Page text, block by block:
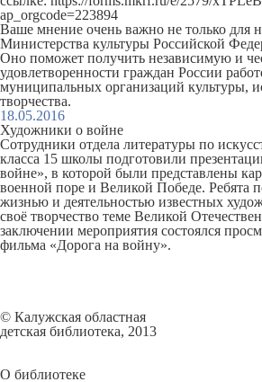
ap_orgcode=223894
Ваше мнение очень важно не только для
Министерства культуры Российской
Оно поможет получить независимую и
удовлетворенности граждан России
муниципальных организаций культуры,
творчества.
18.05.2016
Художники о войне
Сотрудники отдела литературы по
класса 15 школы подготовили
войне», в которой были представлены
военной поре и Великой Победе. Ребята
жизнью и деятельностью известных
своё творчество теме Великой
заключении мероприятия состоялся
фильма «Дорога на войну».
© Калужская областная
детская библиотека, 2013
О библиотеке